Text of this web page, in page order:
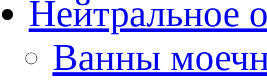
Нейтральное
Ванны